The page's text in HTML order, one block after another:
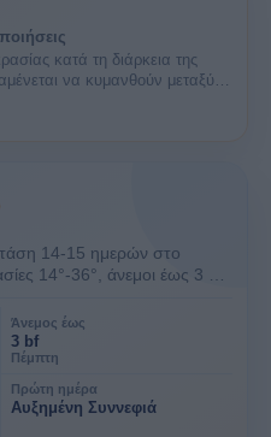
κατά τη διάρκεια της
να κυμανθούν μεταξύ
στις ευπαθείς ομάδες
τάση 14-15 ημερών στο
14°-36°, άνεμοι έως 3 bf
τάση.
Άνεμος έως
3 bf
Πέμπτη
Πρώτη ημέρα
Αυξημένη Συννεφιά